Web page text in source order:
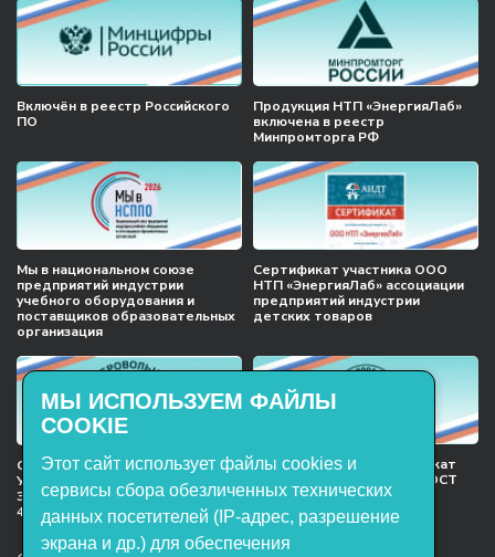
Включён в реестр Российского
ПО
Продукция НТП «ЭнергияЛаб»
включена в реестр
Минпромторга РФ
Мы в национальном союзе
предприятий индустрии
учебного оборудования и
поставщиков образовательных
организация
Сертификат участника ООО
НТП «ЭнергияЛаб» ассоциации
предприятий индустрии
детских товаров
Сертификат соответствия
Учебное оборудование, марки
ЭнергияЛаб ТУ 32.99.53–001–
47627947–2021 Серийный выпуск
Международный сертификат
менеджмента качества ГОСТ
ISO 9001:2015
МЫ ИСПОЛЬЗУЕМ ФАЙЛЫ
COOKIE
Этот сайт использует файлы cookies и
сервисы сбора обезличенных технических
данных посетителей (IP-адрес, разрешение
экрана и др.) для обеспечения